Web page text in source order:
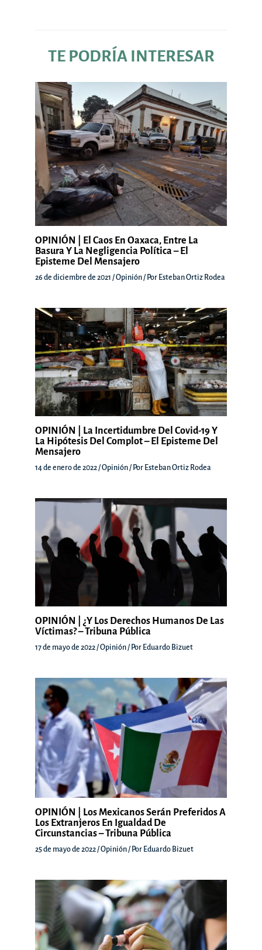
TE PODRÍA INTERESAR
OPINIÓN | El Caos En Oaxaca, Entre La
Basura Y La Negligencia Política – El
Episteme Del Mensajero
26 de diciembre de 2021 /Opinión/ Por Esteban Ortiz Rodea
OPINIÓN | La Incertidumbre Del Covid-19 Y
La Hipótesis Del Complot – El Episteme Del
Mensajero
14 de enero de 2022 /Opinión / Por Esteban Ortiz Rodea
OPINIÓN | ¿Y Los Derechos Humanos De Las
Víctimas? – Tribuna Pública
17 de mayo de 2022/Opinión/ Por Eduardo Bizuet
OPINIÓN | Los Mexicanos Serán Preferidos A
Los Extranjeros En Igualdad De
Circunstancias – Tribuna Pública
25 de mayo de 2022/Opinión/ Por Eduardo Bizuet